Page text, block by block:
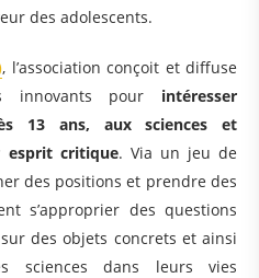
des adolescents.
, l’association conçoit et diffuse
innovants pour intéresser
13 ans, aux sciences et
esprit critique. Via un jeu de
des positions et prendre des
s’approprier des questions
des objets concrets et ainsi
sciences dans leurs vies